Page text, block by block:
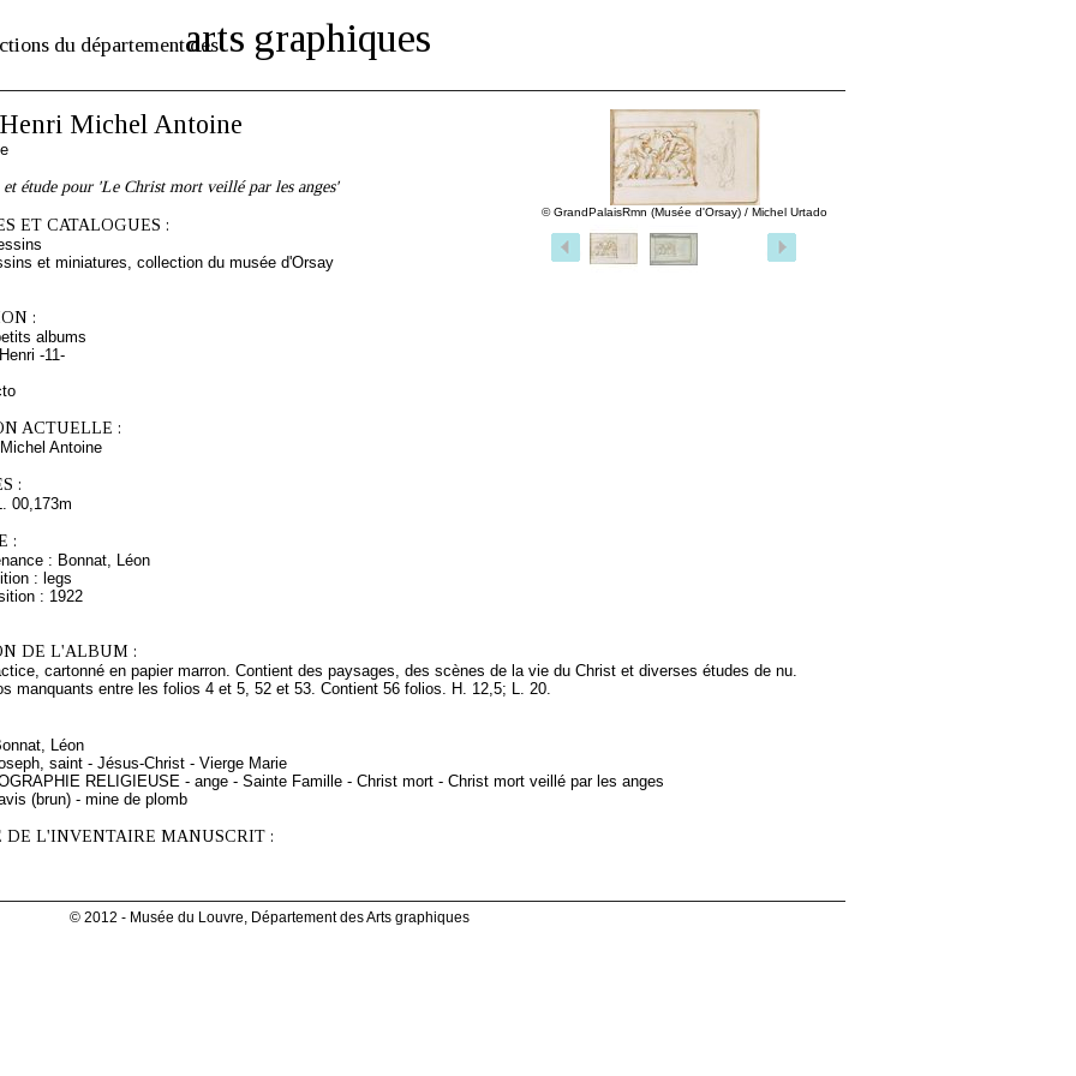
du département desarts graphiques
© GrandPalaisRmn (Musée d'Orsay) / Michel Urtado
Michel Antoine
étude pour 'Le Christ mort veillé par les anges'
ET CATALOGUES :
et miniatures, collection du musée d'Orsay
:
albums
-11-
ACTUELLE :
Antoine
:
00,173m
:
: Bonnat, Léon
: legs
: 1922
DE L'ALBUM :
cartonné en papier marron. Contient des paysages, des scènes de la vie du Christ et diverses études de nu.
manquants entre les folios 4 et 5, 52 et 53. Contient 56 folios. H. 12,5; L. 20.
Léon
saint - Jésus-Christ - Vierge Marie
RELIGIEUSE - ange - Sainte Famille - Christ mort - Christ mort veillé par les anges
(brun) - mine de plomb
DE L'INVENTAIRE MANUSCRIT :
© 2012 - Musée du Louvre, Département des Arts graphiques